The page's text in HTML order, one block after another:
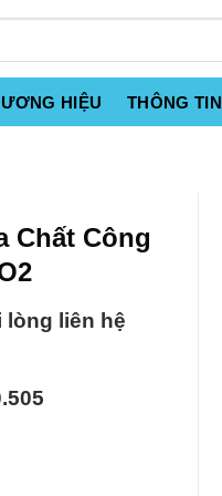
HIỆU THÔNG TIN
Chất Công
lòng liên hệ